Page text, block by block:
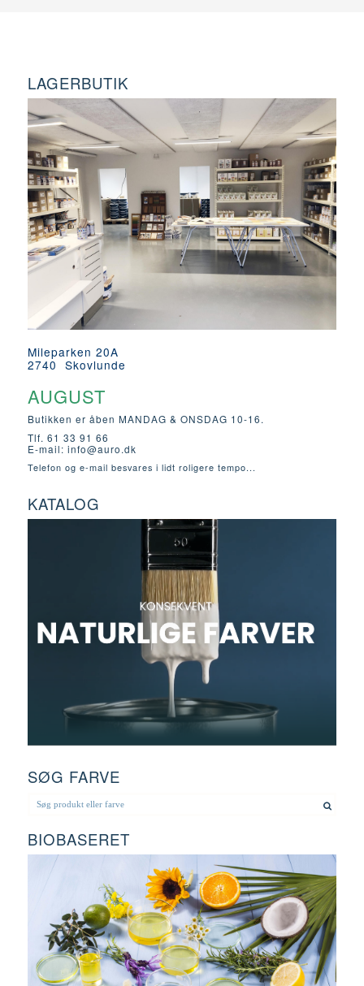
LAGERBUTIK
Mileparken 20A
2740 Skovlunde
AUGUST
Butikken er åben MANDAG & ONSDAG 10-16.
Tlf. 61 33 91 66
E-mail: info@auro.dk
Telefon og e-mail besvares i lidt roligere tempo...
KATALOG
SØG FARVE
BIOBASERET